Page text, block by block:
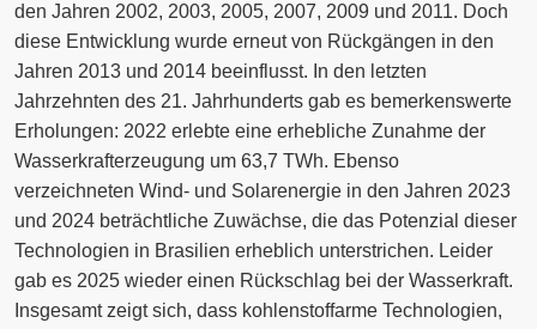
den Jahren 2002, 2003, 2005, 2007, 2009 und 2011. Doch
diese Entwicklung wurde erneut von Rückgängen in den
Jahren 2013 und 2014 beeinflusst. In den letzten
Jahrzehnten des 21. Jahrhunderts gab es bemerkenswerte
Erholungen: 2022 erlebte eine erhebliche Zunahme der
Wasserkrafterzeugung um 63,7 TWh. Ebenso
verzeichneten Wind- und Solarenergie in den Jahren 2023
und 2024 beträchtliche Zuwächse, die das Potenzial dieser
Technologien in Brasilien erheblich unterstrichen. Leider
gab es 2025 wieder einen Rückschlag bei der Wasserkraft.
Insgesamt zeigt sich, dass kohlenstoffarme Technologien,